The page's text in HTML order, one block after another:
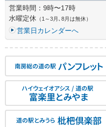
営業時間：9時〜17時
水曜定休 （1～3月､8月は無休）
営業日カレンダーへ
南房総の道の駅 パンフレット
ハイウェイオアシス / 道の駅
富楽里とみやま
道の駅とみうら 枇杷倶楽部